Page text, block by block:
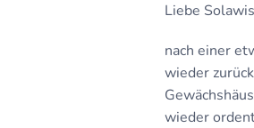
Liebe
nach einer
wieder
wieder